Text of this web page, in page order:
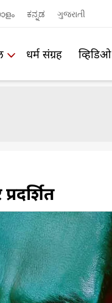
ಕನ್ನಡ ગુજરાતી
धर्म संग्रह व्हिडिओ